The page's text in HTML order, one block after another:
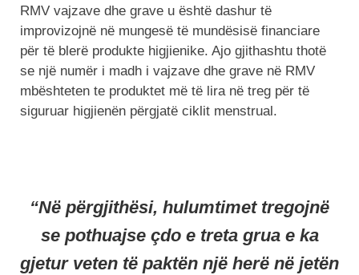
RMV vajzave dhe grave u është dashur të
improvizojnë në mungesë të mundësisë financiare
për të blerë produkte higjienike. Ajo gjithashtu thotë
se një numër i madh i vajzave dhe grave në RMV
mbështeten te produktet më të lira në treg për të
siguruar higjienën përgjatë ciklit menstrual.
“Në përgjithësi, hulumtimet tregojnë
se pothuajse çdo e treta grua e ka
gjetur veten të paktën një herë në jetën